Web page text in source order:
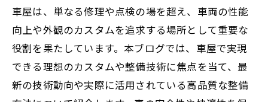
車屋は、単なる修理や点検の場を超え、車両の性能
向上や外観のカスタムを追求する場所として重要な
役割を果たしています。本ブログでは、車屋で実現
できる理想のカスタムや整備技術に焦点を当て、最
新の技術動向や実際に活用されている高品質な整備